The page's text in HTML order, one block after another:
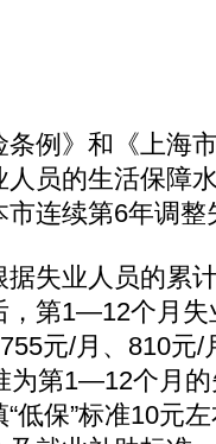
例》和《上海
员的生活保障
连续第6年调
失业人员的累
，第1—12个月
元/月、810元/
第1—12个月的
低保”标准10元